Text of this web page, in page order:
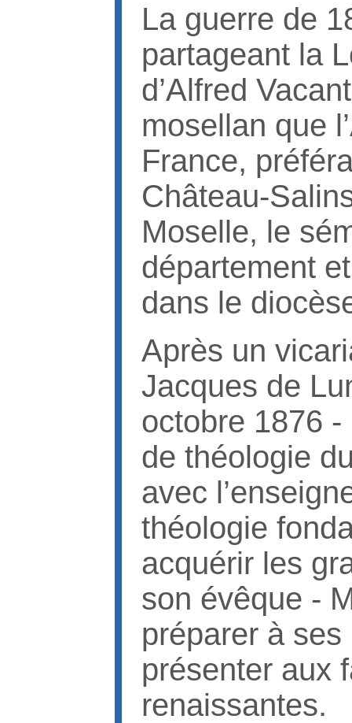
La guerre de
partageant la
d’Alfred
mosellan que
France,
Château-
Moselle, le
département
dans le
Après un
Jacques de
octobre 1876 -
de théologie
avec
théologie
acquérir les
son évêque -
préparer à
présenter aux
renaissantes.